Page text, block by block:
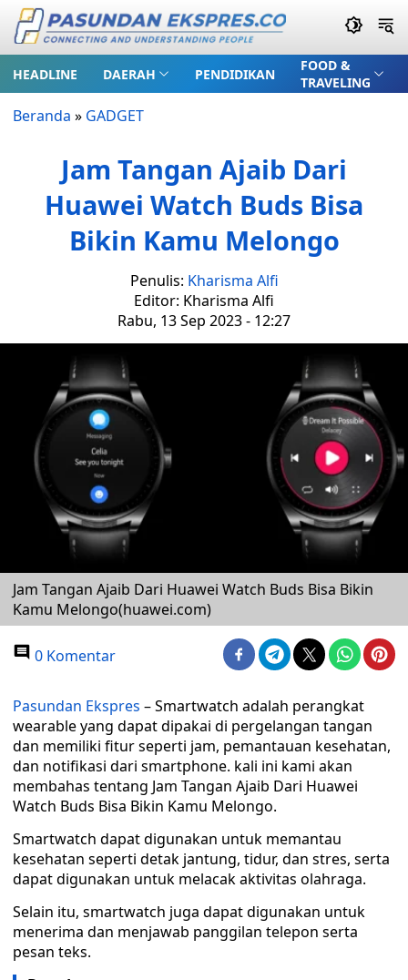
HEADLINE DAERAH PENDIDIKAN
FOOD &
TRAVELING
Beranda » GADGET
Jam Tangan Ajaib Dari
Huawei Watch Buds Bisa
Bikin Kamu Melongo
Penulis: Kharisma Alfi
Editor: Kharisma Alfi
Rabu, 13 Sep 2023 - 12:27
Jam Tangan Ajaib Dari Huawei Watch Buds Bisa Bikin
Kamu Melongo(huawei.com)
0 Komentar
Pasundan Ekspres – Smartwatch adalah perangkat
wearable yang dapat dipakai di pergelangan tangan
dan memiliki fitur seperti jam, pemantauan kesehatan,
dan notifikasi dari smartphone. kali ini kami akan
membahas tentang Jam Tangan Ajaib Dari Huawei
Watch Buds Bisa Bikin Kamu Melongo.
Smartwatch dapat digunakan untuk memantau
kesehatan seperti detak jantung, tidur, dan stres, serta
dapat digunakan untuk melacak aktivitas olahraga.
Selain itu, smartwatch juga dapat digunakan untuk
menerima dan menjawab panggilan telepon serta
pesan teks.